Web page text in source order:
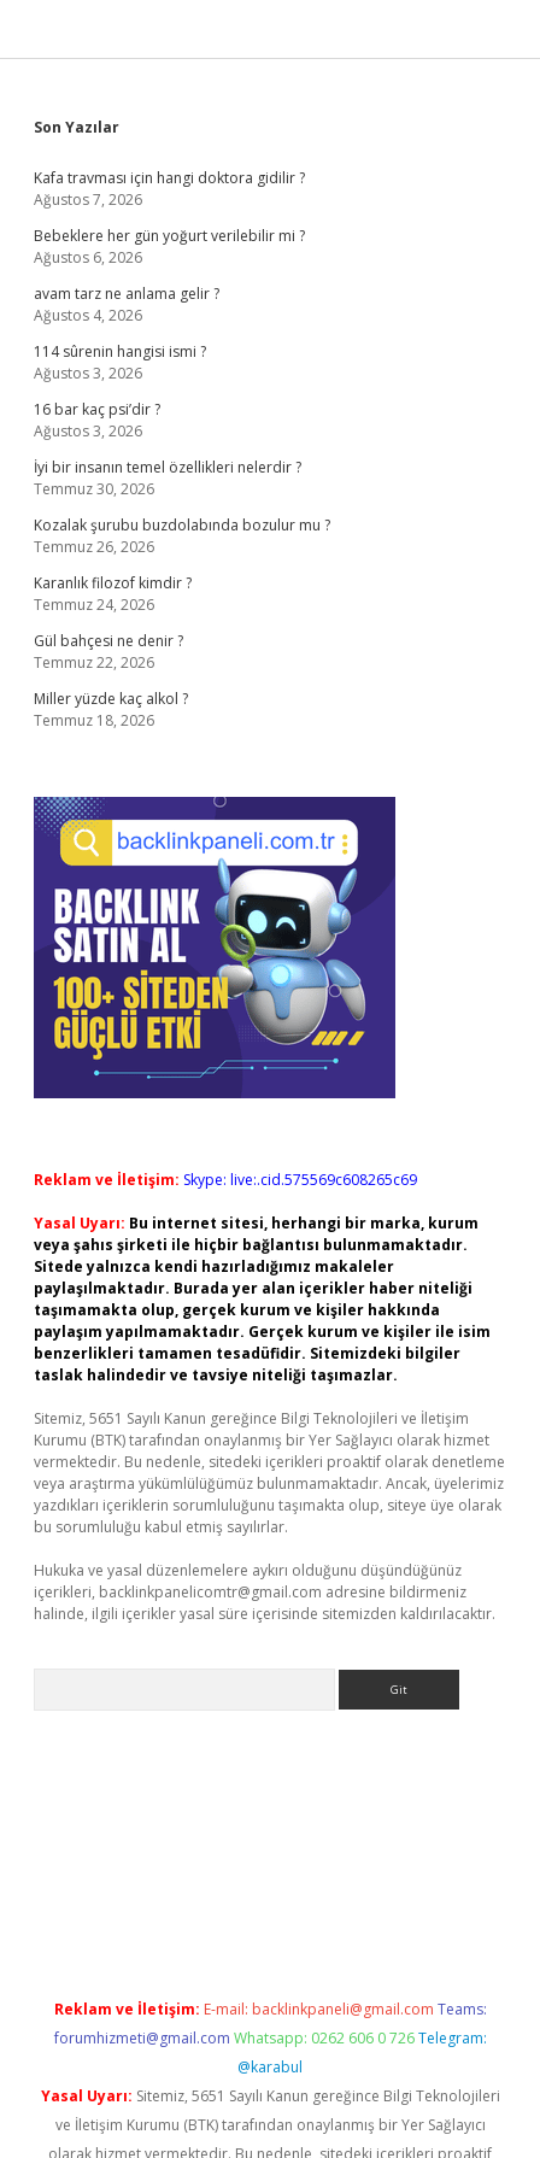
Sidebar
Son Yazılar
Kafa travması için hangi doktora gidilir ?
Ağustos 7, 2026
Bebeklere her gün yoğurt verilebilir mi ?
Ağustos 6, 2026
avam tarz ne anlama gelir ?
Ağustos 4, 2026
114 sûrenin hangisi ismi ?
Ağustos 3, 2026
16 bar kaç psi’dir ?
Ağustos 3, 2026
İyi bir insanın temel özellikleri nelerdir ?
Temmuz 30, 2026
Kozalak şurubu buzdolabında bozulur mu ?
Temmuz 26, 2026
Karanlık filozof kimdir ?
Temmuz 24, 2026
Gül bahçesi ne denir ?
Temmuz 22, 2026
Miller yüzde kaç alkol ?
Temmuz 18, 2026
Reklam ve İletişim: Skype: live:.cid.575569c608265c69
Yasal Uyarı: Bu internet sitesi, herhangi bir marka, kurum
veya şahıs şirketi ile hiçbir bağlantısı bulunmamaktadır.
Sitede yalnızca kendi hazırladığımız makaleler
paylaşılmaktadır. Burada yer alan içerikler haber niteliği
taşımamakta olup, gerçek kurum ve kişiler hakkında
paylaşım yapılmamaktadır. Gerçek kurum ve kişiler ile isim
benzerlikleri tamamen tesadüfidir. Sitemizdeki bilgiler
taslak halindedir ve tavsiye niteliği taşımazlar.
Sitemiz, 5651 Sayılı Kanun gereğince Bilgi Teknolojileri ve İletişim
Kurumu (BTK) tarafından onaylanmış bir Yer Sağlayıcı olarak hizmet
vermektedir. Bu nedenle, sitedeki içerikleri proaktif olarak denetleme
veya araştırma yükümlülüğümüz bulunmamaktadır. Ancak, üyelerimiz
yazdıkları içeriklerin sorumluluğunu taşımakta olup, siteye üye olarak
bu sorumluluğu kabul etmiş sayılırlar.
Hukuka ve yasal düzenlemelere aykırı olduğunu düşündüğünüz
içerikleri, backlinkpanelicomtr@gmail.com adresine bildirmeniz
halinde, ilgili içerikler yasal süre içerisinde sitemizden kaldırılacaktır.
Reklam ve İletişim: E-mail: backlinkpaneli@gmail.com Teams:
forumhizmeti@gmail.com Whatsapp: 0262 606 0 726 Telegram:
@karabul
Yasal Uyarı: Sitemiz, 5651 Sayılı Kanun gereğince Bilgi Teknolojileri
ve İletişim Kurumu (BTK) tarafından onaylanmış bir Yer Sağlayıcı
olarak hizmet vermektedir. Bu nedenle, sitedeki içerikleri proaktif